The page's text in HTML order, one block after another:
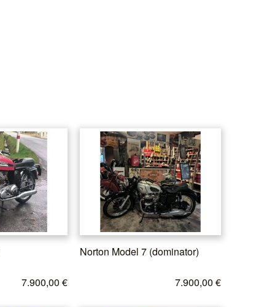
7.900,00 €
Norton Model 7 (dominator)
7.900,00 €